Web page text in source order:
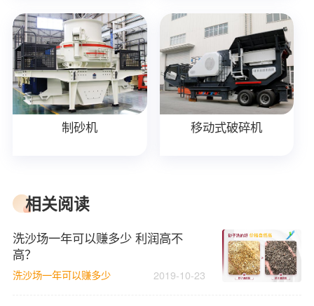
制砂机 移动式破碎机
相关阅读
洗沙场一年可以赚多少 利润高不
高？
洗沙场一年可以赚多少 2019-10-23